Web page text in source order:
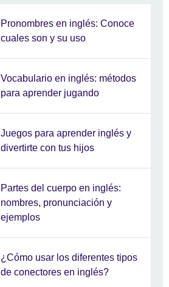
Pronombres en inglés: Conoce
cuales son y su uso
Vocabulario en inglés: métodos
para aprender jugando
Juegos para aprender inglés y
divertirte con tus hijos
Partes del cuerpo en inglés:
nombres, pronunciación y
ejemplos
¿Cómo usar los diferentes tipos
de conectores en inglés?